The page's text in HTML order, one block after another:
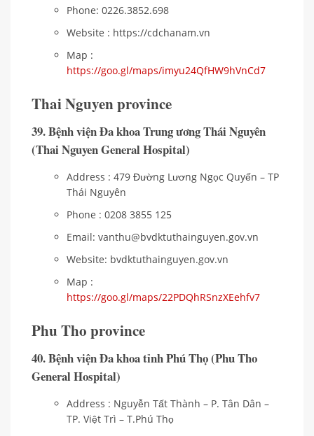
Phone: 0226.3852.698
Website : https://cdchanam.vn
Map :
https://goo.gl/maps/imyu24QfHW9hVnCd7
Thai Nguyen province
39. Bệnh viện Đa khoa Trung ương Thái Nguyên
(Thai Nguyen General Hospital)
Address : 479 Đường Lương Ngọc Quyến – TP
Thái Nguyên
Phone : 0208 3855 125
Email: vanthu@bvdktuthainguyen.gov.vn
Website: bvdktuthainguyen.gov.vn
Map :
https://goo.gl/maps/22PDQhRSnzXEehfv7
Phu Tho province
40. Bệnh viện Đa khoa tỉnh Phú Thọ (Phu Tho
General Hospital)
Address : Nguyễn Tất Thành – P. Tân Dân –
TP. Việt Trì – T.Phú Thọ